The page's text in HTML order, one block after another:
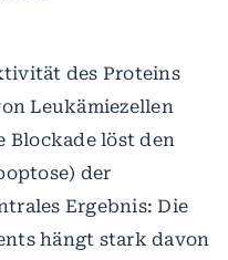
des Proteins
Leukämiezellen
Blockade löst den
der
Ergebnis: Die
hängt stark davon